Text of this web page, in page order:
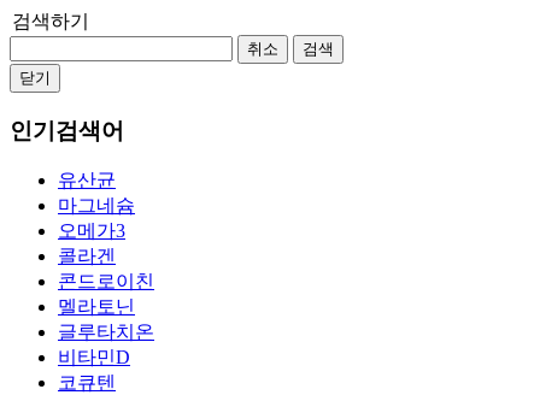
검색하기
취소
검색
닫기
인기검색어
유산균
마그네슘
오메가3
콜라겐
콘드로이친
멜라토닌
글루타치온
비타민D
코큐텐